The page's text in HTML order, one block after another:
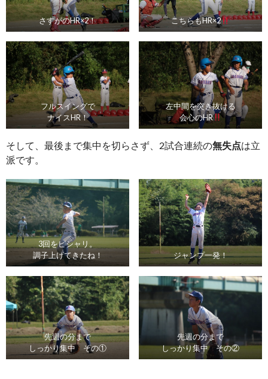
さすがのHR×2！ こちらもHR×2
フルスイングで
ナイスHR！
左中間を突き抜ける
会心のHR
そして、最後まで集中を切らさず、2試合連続の無失点は立
派です。
3回をピシャリ。
調子上げてきたね！
ジャンプ一発！
先週の分まで
しっかり集中 その①
先週の分まで
しっかり集中 その②